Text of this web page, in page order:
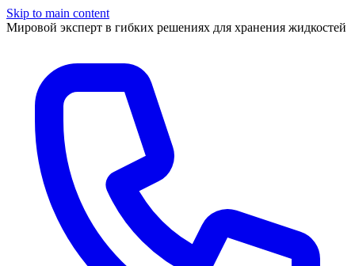
Skip to main content
Мировой эксперт в гибких решениях для хранения жидкостей